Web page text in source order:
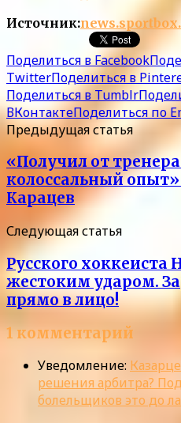
Источник:
Поделиться в Facebook
TwitterПоделиться в
Поделиться в Tumblr
ВКонтактеПоделиться по
Предыдущая статья
«Получил от
колоссальный
Карацев
Следующая статья
Русского
жестоким ударом.
прямо в лицо!
1 комментарий
Уведомление:
решения арбитра?
болельщиков это до